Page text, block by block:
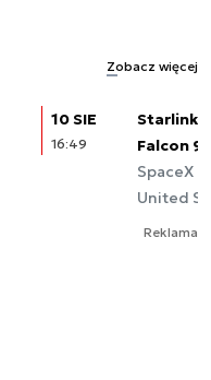
Zobacz więcej
10 SIE
16:49
Starlink
Falcon 9
SpaceX
United
Reklama